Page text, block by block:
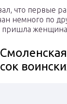
что первые
немного по
женщина